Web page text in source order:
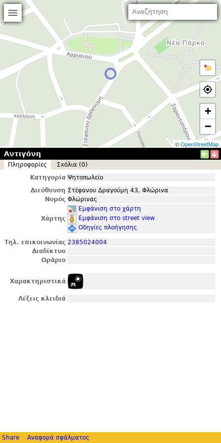
+
−
©OpenStreetMap
Αντιγόνη
Πληροφορίες
Σxόλια (0)
Κατηγορία Ψητοπωλείο
Διεύθυνση Στέφανου Δραγούμη 43, Φλώρινα
Νομός Φλώρινας
Χάρτης
Εμφάνιση στο χάρτη
Εμφάνιση στο street view
Οδηγίες πλοήγησης
Τηλ. επικοινωνίας 2385024004
Διαδίκτυο
Ωράριο
Χαρακτηριστικά
Λέξεις κλειδιά
Share Αναφορά σφάλματος